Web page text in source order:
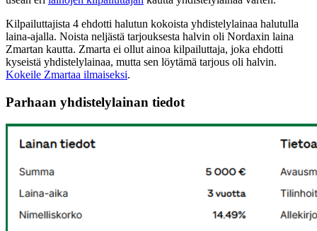
Kilpailuttajista 4 ehdotti halutun kokoista yhdistelylainaa halutulla
laina-ajalla. Noista neljästä tarjouksesta halvin oli Nordaxin laina
Zmartan kautta. Zmarta ei ollut ainoa kilpailuttaja, joka ehdotti
kyseistä yhdistelylainaa, mutta sen löytämä tarjous oli halvin.
Kokeile Zmartaa ilmaiseksi.
Parhaan yhdistelylainan tiedot